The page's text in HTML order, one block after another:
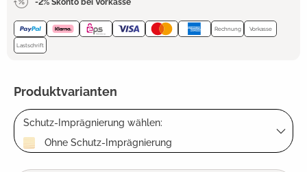
-2% Skonto bei Vorkasse
Rechnung Vorkasse
Lastschrift
Produktvarianten
Schutz-Imprägnierung wählen:
Ohne Schutz-Imprägnierung